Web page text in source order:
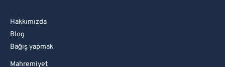
Hakkımızda
Blog
Bağış yapmak
Mahremiyet